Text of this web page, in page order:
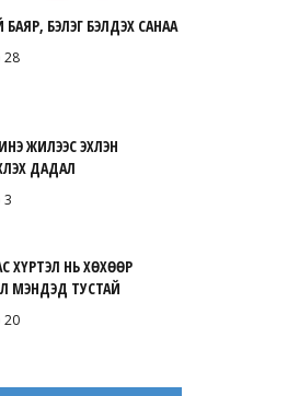
БАЯР, БЭЛЭГ БЭЛДЭХ САНАА
28
ЖИЛЭЭС ЭХЛЭН
ДАДАЛ
3
ХҮРТЭЛ НЬ ХӨХӨӨР
МЭНДЭД ТУСТАЙ
20